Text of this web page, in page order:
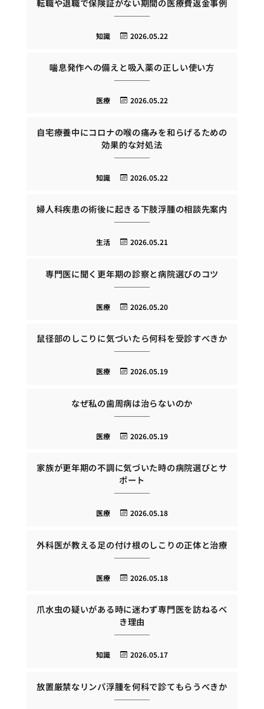
転職や退職で保険証がない期間の医療費返金事例
2026.05.22
知識
喘息発作への備えと吸入薬の正しい使い方
2026.05.22
医療
自宅療養中にコロナの喉の痛みを和らげるための
効果的な対処法
2026.05.22
知識
婦人科疾患の術後に起きる下肢浮腫の相談先案内
2026.05.21
生活
専門医に聞く更年期の診察と病院選びのコツ
2026.05.20
医療
鼠径部のしこりに気づいたら何科を受診すべきか
2026.05.19
医療
なぜ私の歯周病は治らないのか
2026.05.19
医療
家族が更年期の不調に気づいた時の病院選びとサ
ポート
2026.05.18
医療
外科医が教える足の付け根のしこりの正体と治療
2026.05.18
医療
爪水虫の疑いがある時に迷わず専門医を訪ねるべ
き理由
2026.05.17
知識
放置厳禁なリンパ浮腫を何科で診てもらうべきか